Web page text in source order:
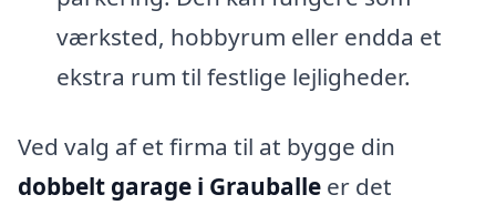
værksted, hobbyrum eller endda et
ekstra rum til festlige lejligheder.
Ved valg af et firma til at bygge din
dobbelt garage i Grauballe er det